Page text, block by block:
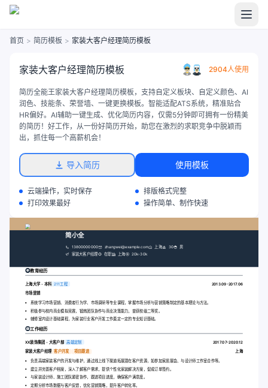
首页 > 简历模板 > 家装大客户经理简历模板
家装大客户经理简历模板 2904人使用
简历全能王家装大客户经理简历模板，支持自定义板块、自定义颜色、AI
润色、技能条、荣誉墙、一键更换模板。智能适配ATS系统，精准贴合
HR偏好。AI辅助一键生成、优化简历内容，仅需5分钟即可拥有一份精美
的简历！好工作，从一份好简历开始，助您在激烈的求职竞争中脱颖而
出，抓住每一个高薪机会！
导入简历 使用模板
云端操作，实时保存
排版格式完整
打印效果最好
操作简单、制作快速
简小全
13800000000 zhangwei@example.com 上海 30
男
家装大客户经理
在职 上海 20k-30k
教育经历
上海大学 - 本科 211工程
2013.09-2017.06
市场营销
系统学习市场营销、消费者行为学、市场调研等专业课程，掌握市场分析与营销策略制定的基本理论与方法。
积极参与校内商业模拟竞赛，锻炼团队协作与商业决策能力，曾获校级二等奖。
辅修室内设计基础课程，为家装行业客户开发工作奠定一定的专业知识基础。
工作经历
XX装饰集团 - 大客户部 高端定制 2017.07-2020.12
家装大客户经理 客户开发 项目跟进
上海
负责高端家装客户的开发与维护，通过线上线下渠道拓展潜在客户资源，如参加家居展会、与设计师工作室合作等。
建立并完善客户档案，深入了解客户需求，提供个性化家装解决方案，促成订单签约。
与家装设计师、施工团队紧密协作，跟进项目进度，确保客户满意度。
定期分析市场数据与客户反馈，优化营销策略，提升客户转化率。